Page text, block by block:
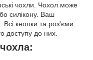
чохли. Чохол може
силікону. Ваш
кнопки та роз'єми
доступу до них.